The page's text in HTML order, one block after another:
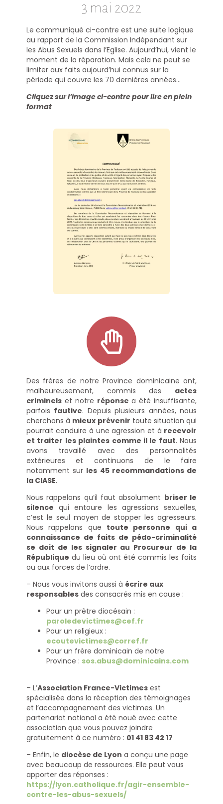
3 mai 2022
Le communiqué ci-contre est une suite logique
au rapport de la Commission Indépendant sur
les Abus Sexuels dans l’Eglise. Aujourd’hui, vient le
moment de la réparation. Mais cela ne peut se
limiter aux faits aujourd’hui connus sur la
période qui couvre les 70 dernières années…
Cliquez sur l’image ci-contre pour lire en plein
format
Des frères de notre Province dominicaine ont,
malheureusement, commis des actes
criminelset notre réponse a été insuffisante,
parfois fautive. Depuis plusieurs années, nous
cherchons à mieux prévenir toute situation qui
pourrait conduire à une agression et à recevoir
et traiter les plaintes comme il le faut. Nous
avons travaillé avec des personnalités
extérieures et continuons de le faire
notamment sur les 45 recommandations de
la CIASE.
Nous rappelons qu’il faut absolument briser le
silence qui entoure les agressions sexuelles,
c’est le seul moyen de stopper les agresseurs.
Nous rappelons que toute personne qui a
connaissance de faits de pédo-criminalité
se doit de les signaler au Procureur de la
République du lieu où ont été commis les faits
ou aux forces de l’ordre.
– Nous vous invitons aussi à écrire aux
responsablesdes consacrés mis en cause :
Pour un prêtre diocésain :
paroledevictimes@cef.fr
Pour un religieux :
ecoutevictimes@corref.fr
Pour un frère dominicain de notre
Province : sos.abus@dominicains.com
– L’Association France-Victimesest
spécialisée dans la réception des témoignages
et l’accompagnement des victimes. Un
partenariat national a été noué avec cette
association que vous pouvez joindre
gratuitement à ce numéro : 01 41 83 42 17
– Enfin, le diocèse de Lyon a conçu une page
avec beaucoup de ressources. Elle peut vous
apporter des réponses :
https://lyon.catholique.fr/agir-ensemble-
contre-les-abus-sexuels/